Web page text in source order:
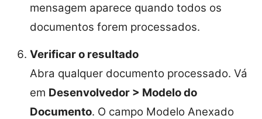
mensagem aparece quando todos os
documentos forem processados.
Verificar o resultado
Abra qualquer documento processado. Vá
em Desenvolvedor > Modelo do
Documento. O campo Modelo Anexado